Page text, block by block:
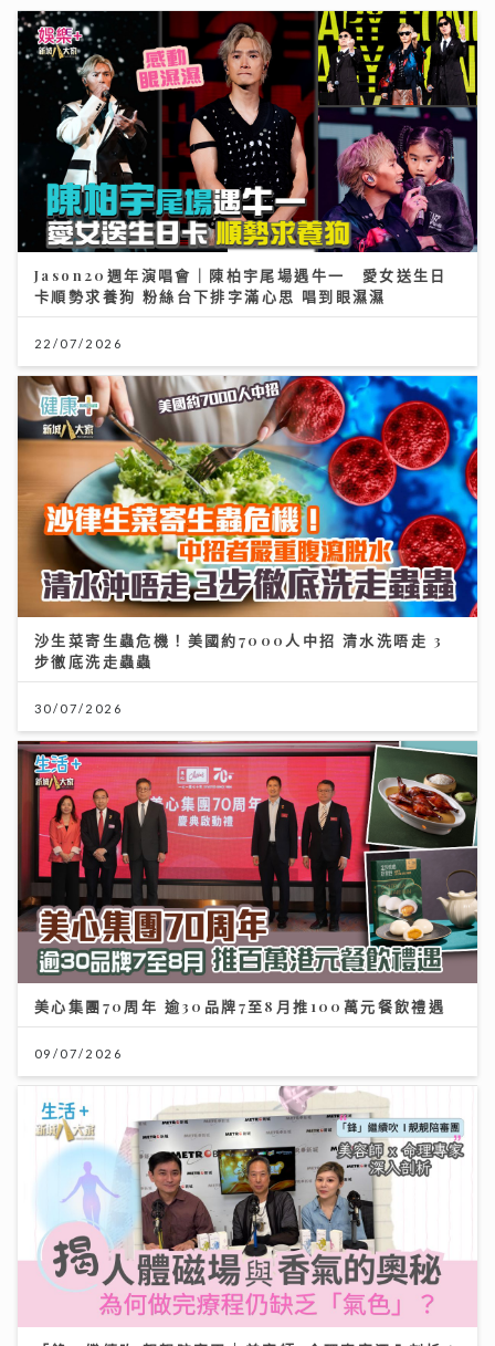
Jason20週年演唱會｜陳柏宇尾場遇牛一 愛女送生日
卡順勢求養狗 粉絲台下排字滿心思 唱到眼濕濕
22/07/2026
沙生菜寄生蟲危機！美國約7000人中招 清水洗唔走 3
步徹底洗走蟲蟲
30/07/2026
美心集團70周年 逾30品牌7至8月推100萬元餐飲禮遇
09/07/2026